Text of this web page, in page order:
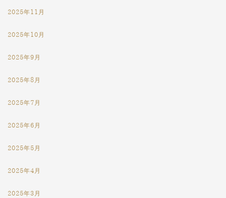
2025年11月
2025年10月
2025年9月
2025年8月
2025年7月
2025年6月
2025年5月
2025年4月
2025年3月